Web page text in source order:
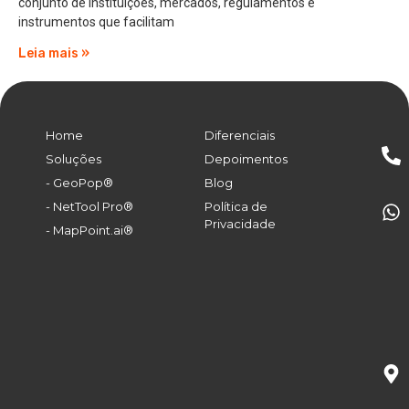
conjunto de instituições, mercados, regulamentos e
instrumentos que facilitam
Leia mais »
Home
Soluções
- GeoPop®
- NetTool Pro®
- MapPoint.ai®
Diferenciais
Depoimentos
Blog
Política de
Privacidade